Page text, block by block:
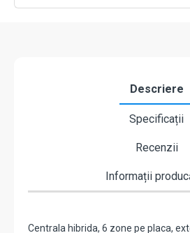
Descriere
Specificații
Recenzii
Informații
Centrala hibrida, 6 zone pe placa,